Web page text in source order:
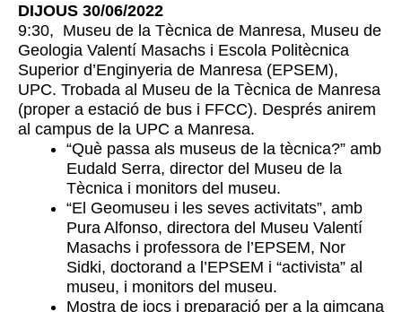
DIJOUS 30/06/2022
9:30, Museu de la Tècnica de Manresa, Museu de
Geologia Valentí Masachs i Escola Politècnica
Superior d’Enginyeria de Manresa (EPSEM),
UPC. Trobada al Museu de la Tècnica de Manresa
(proper a estació de bus i FFCC). Després anirem
al campus de la UPC a Manresa.
“Què passa als museus de la tècnica?” amb
Eudald Serra, director del Museu de la
Tècnica i monitors del museu.
“El Geomuseu i les seves activitats”, amb
Pura Alfonso, directora del Museu Valentí
Masachs i professora de l’EPSEM, Nor
Sidki, doctorand a l’EPSEM i “activista” al
museu, i monitors del museu.
Mostra de jocs i preparació per a la gimcana